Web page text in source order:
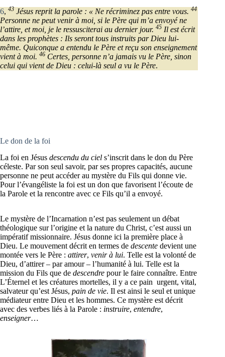
6, 43 Jésus reprit la parole : « Ne récriminez pas entre vous. 44
Personne ne peut venir à moi, si le Père qui m’a envoyé ne
l’attire, et moi, je le ressusciterai au dernier jour. 45 Il est écrit
dans les prophètes : Ils seront tous instruits par Dieu lui-
même. Quiconque a entendu le Père et reçu son enseignement
vient à moi. 46 Certes, personne n’a jamais vu le Père, sinon
celui qui vient de Dieu : celui-là seul a vu le Père.
Le don de la foi
La foi en Jésus descendu du ciel s’inscrit dans le don du Père
céleste. Par son seul savoir, par ses propres capacités, aucune
personne ne peut accéder au mystère du Fils qui donne vie.
Pour l’évangéliste la foi est un don que favorisent l’écoute de
la Parole et la rencontre avec ce Fils qu’il a envoyé.
Le mystère de l’Incarnation n’est pas seulement un débat
théologique sur l’origine et la nature du Christ, c’est aussi un
impératif missionnaire. Jésus donne ici la première place à
Dieu. Le mouvement décrit en termes de descente devient une
montée vers le Père : attirer, venir à lui. Telle est la volonté de
Dieu, d’attirer – par amour – l’humanité à lui. Telle est la
mission du Fils que de descendre pour le faire connaître. Entre
L’Éternel et les créatures mortelles, il y a ce pain urgent, vital,
salvateur qu’est Jésus, pain de vie. Il est ainsi le seul et unique
médiateur entre Dieu et les hommes. Ce mystère est décrit
avec des verbes liés à la Parole : instruire, entendre,
enseigner…